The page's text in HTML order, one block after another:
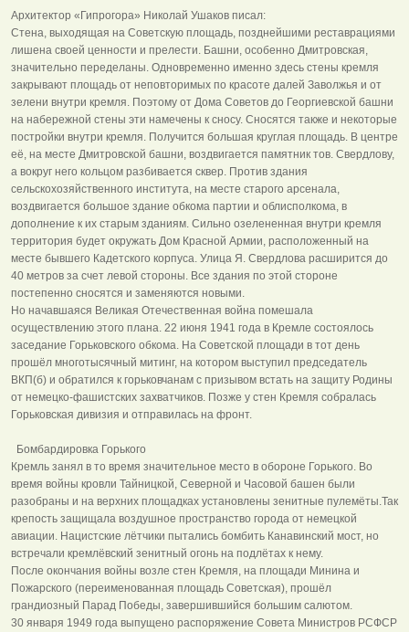
Архитектор «Гипрогора» Николай Ушаков писал:
Стена, выходящая на Советскую площадь, позднейшими реставрациями
лишена своей ценности и прелести. Башни, особенно Дмитровская,
значительно переделаны. Одновременно именно здесь стены кремля
закрывают площадь от неповторимых по красоте далей Заволжья и от
зелени внутри кремля. Поэтому от Дома Советов до Георгиевской башни
на набережной стены эти намечены к сносу. Сносятся также и некоторые
постройки внутри кремля. Получится большая круглая площадь. В центре
её, на месте Дмитровской башни, воздвигается памятник тов. Свердлову,
а вокруг него кольцом разбивается сквер. Против здания
сельскохозяйственного института, на месте старого арсенала,
воздвигается большое здание обкома партии и облисполкома, в
дополнение к их старым зданиям. Сильно озелененная внутри кремля
территория будет окружать Дом Красной Армии, расположенный на
месте бывшего Кадетского корпуса. Улица Я. Свердлова расширится до
40 метров за счет левой стороны. Все здания по этой стороне
постепенно сносятся и заменяются новыми.
Но начавшаяся Великая Отечественная война помешала
осуществлению этого плана. 22 июня 1941 года в Кремле состоялось
заседание Горьковского обкома. На Советской площади в тот день
прошёл многотысячный митинг, на котором выступил председатель
ВКП(б) и обратился к горьковчанам с призывом встать на защиту Родины
от немецко-фашистских захватчиков. Позже у стен Кремля собралась
Горьковская дивизия и отправилась на фронт.
Бомбардировка Горького
Кремль занял в то время значительное место в обороне Горького. Во
время войны кровли Тайницкой, Северной и Часовой башен были
разобраны и на верхних площадках установлены зенитные пулемёты.Так
крепость защищала воздушное пространство города от немецкой
авиации. Нацистские лётчики пытались бомбить Канавинский мост, но
встречали кремлёвский зенитный огонь на подлётах к нему.
После окончания войны возле стен Кремля, на площади Минина и
Пожарского (переименованная площадь Советская), прошёл
грандиозный Парад Победы, завершившийся большим салютом.
30 января 1949 года выпущено распоряжение Совета Министров РСФСР